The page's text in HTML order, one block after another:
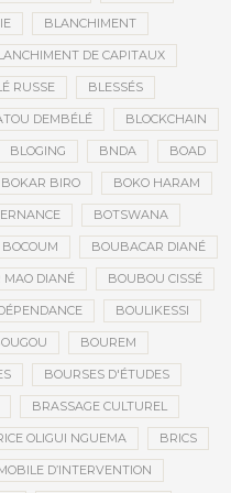
BLANCHIMENT
DE CAPITAUX
RUSSE BLESSÉS
DEMBÉLÉ BLOCKCHAIN
BLOGING BNDA BOAD
BOKAR BIRO BOKO HARAM
BOTSWANA
BOUBACAR DIANÉ
DIANÉ BOUBOU CISSÉ
BOULIKESSI
BOUREM
BOURSES D'ÉTUDES
BRASSAGE CULTUREL
OLIGUI NGUEMA BRICS
D’INTERVENTION